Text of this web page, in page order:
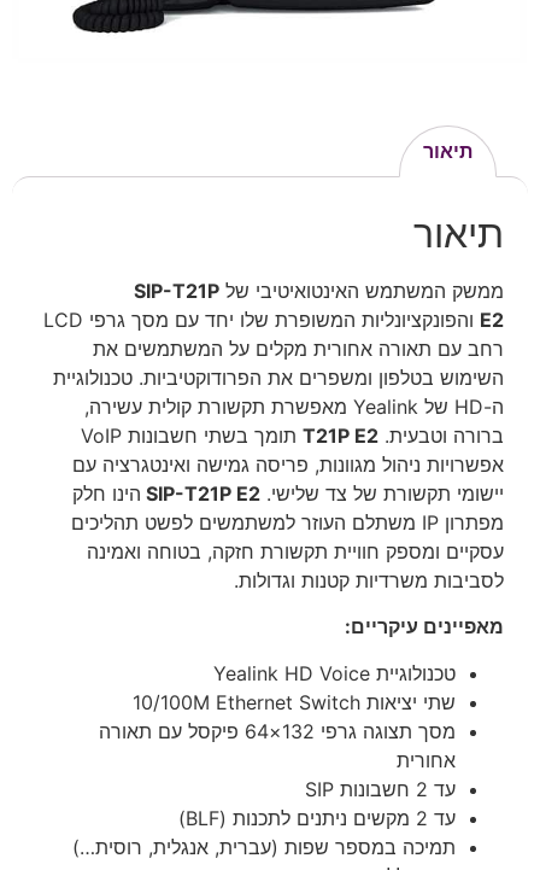
תיאור
תיאור
ממשק המשתמש האינטואיטיבי של SIP-T21P
E2
והפונקציונליות המשופרת שלו יחד עם מסך גרפי LCD
רחב עם תאורה אחורית מקלים על המשתמשים את
השימוש בטלפון ומשפרים את הפרודוקטיביות. טכנולוגיית
ה-HD של Yealink מאפשרת תקשורת קולית עשירה,
ברורה וטבעית. T21P E2
תומך בשתי חשבונות VoIP
אפשרויות ניהול מגוונות, פריסה גמישה ואינטגרציה עם
יישומי תקשורת של צד שלישי. SIP-T21P E2 הינו חלק
מפתרון IP משתלם העוזר למשתמשים לפשט תהליכים
עסקיים ומספק חוויית תקשורת חזקה, בטוחה ואמינה
לסביבות משרדיות קטנות וגדולות.
מאפיינים עיקריים:
טכנולוגיית Yealink HD Voice
שתי יציאות 10/100M Ethernet Switch
מסך תצוגה גרפי 132×64 פיקסל עם תאורה
אחורית
עד 2 חשבונות SIP
עד 2 מקשים ניתנים לתכנות (BLF)
תמיכה במספר שפות (עברית, אנגלית, רוסית…)